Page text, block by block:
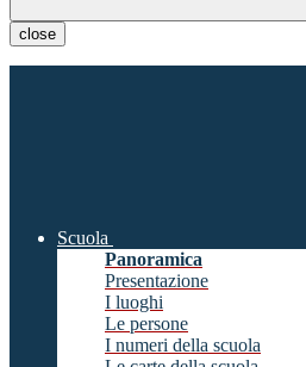
close
Scuola
Panoramica
Presentazione
I luoghi
Le persone
I numeri della scuola